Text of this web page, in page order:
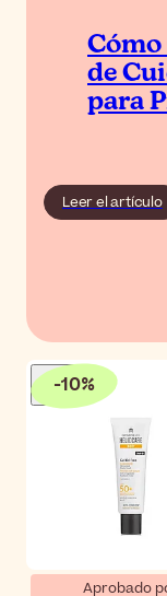
Cómo
de
para
Leer el artículo
-10%
Aprobado